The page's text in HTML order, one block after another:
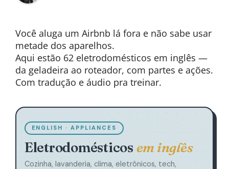
Você aluga um Airbnb lá fora e não sabe usar
metade dos aparelhos.
Aqui estão 62 eletrodomésticos em inglês —
da geladeira ao roteador, com partes e ações.
Com tradução e áudio pra treinar.
ENGLISH · APPLIANCES
Eletrodomésticos em inglês
Cozinha, lavanderia, clima, eletrônicos, tech,